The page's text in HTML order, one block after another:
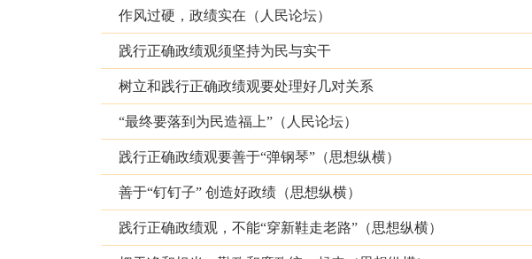
作风过硬，政绩实在（人民论坛）
践行正确政绩观须坚持为民与实干
树立和践行正确政绩观要处理好几对关系
“最终要落到为民造福上”（人民论坛）
践行正确政绩观要善于“弹钢琴”（思想纵横）
善于“钉钉子” 创造好政绩（思想纵横）
践行正确政绩观，不能“穿新鞋走老路”（思想纵横）